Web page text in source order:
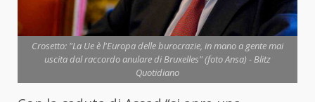
Crosetto: "La Ue è l'Europa delle burocrazie, in mano a gente mai
uscita dal raccordo anulare di Bruxelles" (foto Ansa) - Blitz
Quotidiano